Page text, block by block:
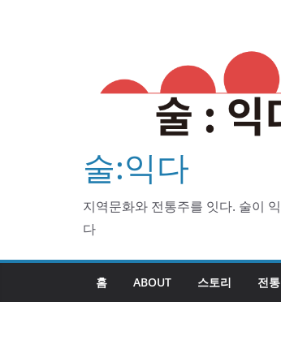
술:익다
지역문화와 전통주를 잇다. 술이
다
홈 ABOUT 스토리 전